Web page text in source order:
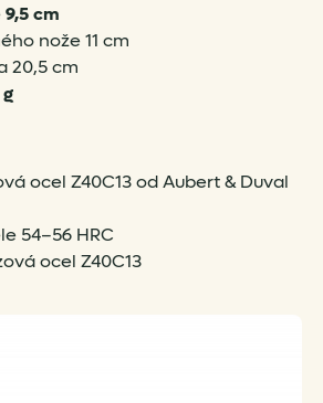
9,5 cm
nože 11 cm
20,5 cm
ocel Z40C13 od Aubert & Duval
54–56 HRC
ocel Z40C13